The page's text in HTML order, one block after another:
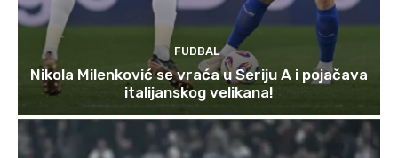
FUDBAL
Nikola Milenković se vraća u Seriju A i pojačava
italijanskog velikana!